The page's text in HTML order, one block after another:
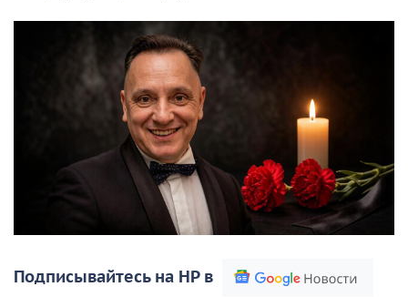
Подписывайтесь на НР в